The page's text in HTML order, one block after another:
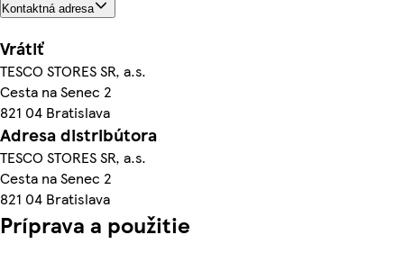
Kontaktná adresa
Vrátiť
TESCO STORES SR, a.s.
Cesta na Senec 2
821 04 Bratislava
Adresa distribútora
TESCO STORES SR, a.s.
Cesta na Senec 2
821 04 Bratislava
Príprava a použitie